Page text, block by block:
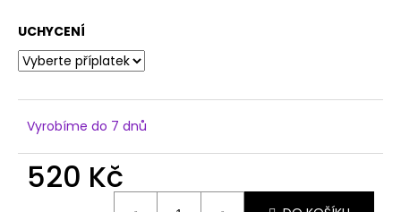
UCHYCENÍ
Vyrobíme do 7 dnů
520 Kč